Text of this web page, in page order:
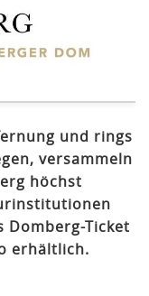
und rings
versammeln
höchst
Domberg-Ticket
erhältlich.